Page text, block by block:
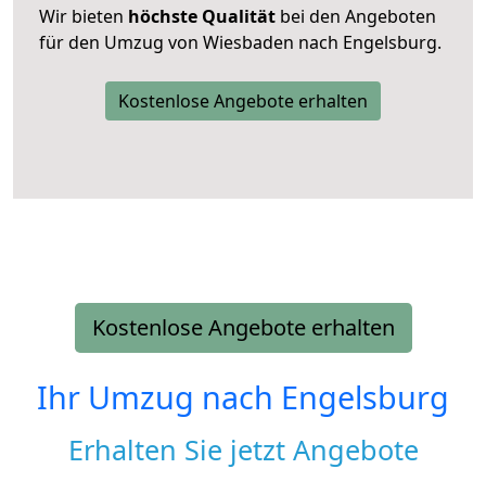
Wir bieten höchste Qualität bei den Angeboten
für den Umzug von Wiesbaden nach Engelsburg.
Kostenlose Angebote erhalten
Kostenlose Angebote erhalten
Ihr Umzug nach Engelsburg
Erhalten Sie jetzt Angebote